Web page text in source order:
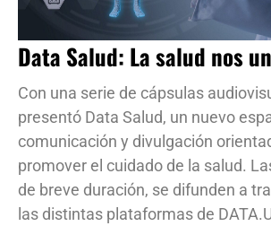
Data Salud: La salud nos
Con una serie de cápsulas
presentó Data Salud, un nuevo
comunicación y divulgación
promover el cuidado de la salud.
de breve duración, se difunden a
las distintas plataformas de